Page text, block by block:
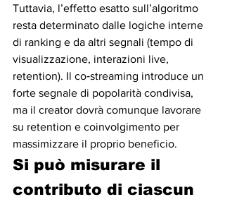
Tuttavia, l’effetto esatto sull’algoritmo
resta determinato dalle logiche interne
di ranking e da altri segnali (tempo di
visualizzazione, interazioni live,
retention). Il co‑streaming introduce un
forte segnale di popolarità condivisa,
ma il creator dovrà comunque lavorare
su retention e coinvolgimento per
massimizzare il proprio beneficio.
Si può misurare il
contributo di ciascun